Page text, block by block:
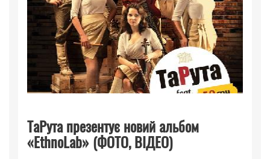
ТаРута презентує новий альбом
«EthnoLab» (ФОТО, ВІДЕО)